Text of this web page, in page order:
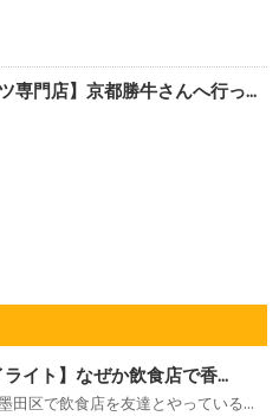
専門店】京都勝牛さんへ行っ...
ライト】なぜか飲食店で香...
田区で飲食店を友達とやっている...